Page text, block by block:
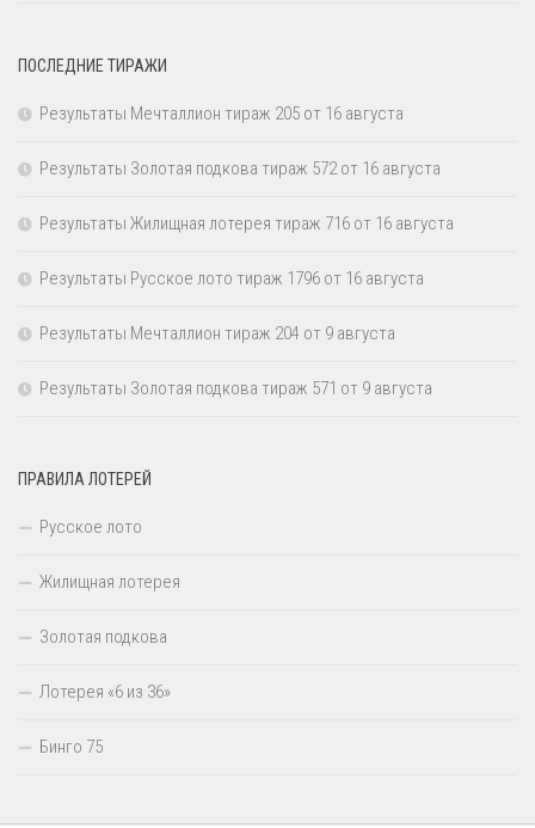
ПОСЛЕДНИЕ ТИРАЖИ
Результаты Мечталлион тираж 205 от 16 августа
Результаты Золотая подкова тираж 572 от 16 августа
Результаты Жилищная лотерея тираж 716 от 16 августа
Результаты Русское лото тираж 1796 от 16 августа
Результаты Мечталлион тираж 204 от 9 августа
Результаты Золотая подкова тираж 571 от 9 августа
ПРАВИЛА ЛОТЕРЕЙ
Русское лото
Жилищная лотерея
Золотая подкова
Лотерея «6 из 36»
Бинго 75